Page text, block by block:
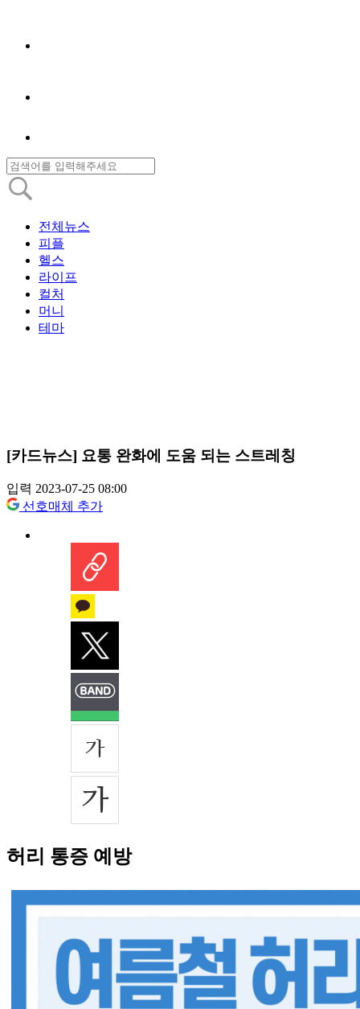
전체뉴스
피플
헬스
라이프
컬처
머니
테마
[카드뉴스] 요통 완화에 도움 되는 스트레칭
입력 2023-07-25 08:00
선호매체 추가
허리 통증 예방